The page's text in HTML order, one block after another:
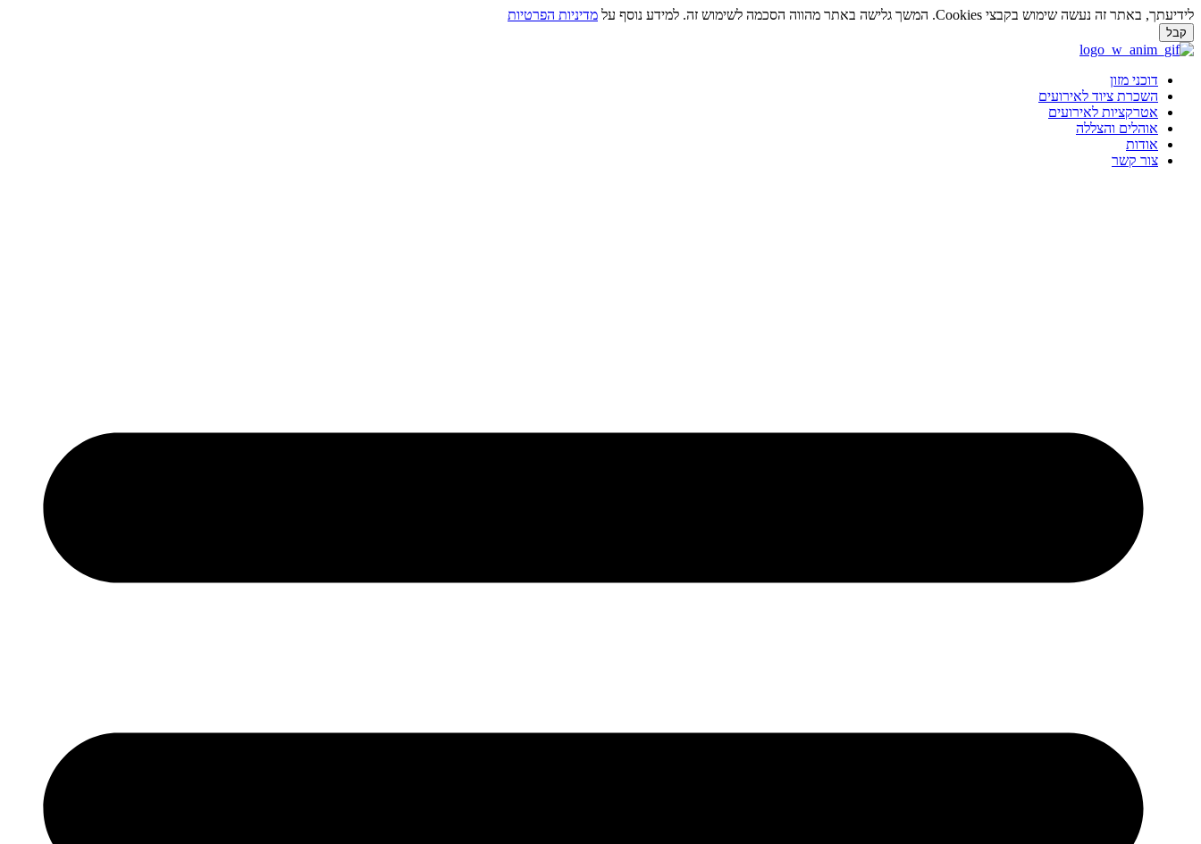
לידיעתך, באתר זה נעשה שימוש בקבצי Cookies. המשך גלישה באתר מהווה הסכמה לשימוש זה. למידע נוסף על מדיניות הפרטיות
קבל
דלג
דוכני מזון
השכרת ציוד לאירועים
אטרקציות לאירועים
אוהלים והצללה
אודות
צור קשר